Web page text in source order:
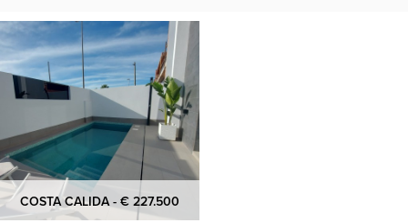
COSTA CALIDA - € 227.500